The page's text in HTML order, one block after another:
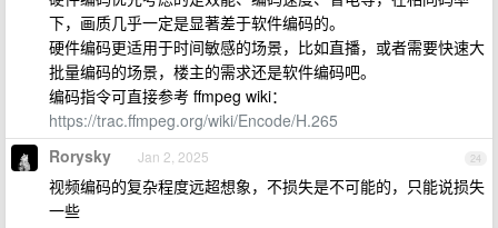
下，画质几乎一定是显著差于软件编码的。
硬件编码更适用于时间敏感的场景，比如直播，或者需要快速大
批量编码的场景，楼主的需求还是软件编码吧。
编码指令可直接参考 ffmpeg wiki：
https://trac.ffmpeg.org/wiki/Encode/H.265
24
Rorysky Jan 2, 2025
视频编码的复杂程度远超想象，不损失是不可能的，只能说损失
一些